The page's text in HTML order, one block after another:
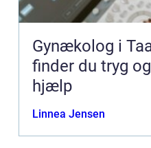
Gynækolog i
finder du tryg
hjælp
Linnea Jensen